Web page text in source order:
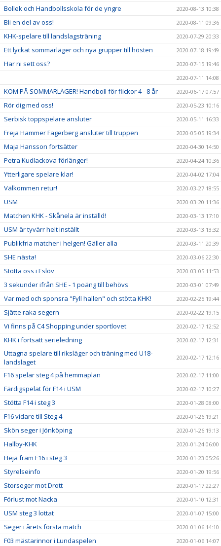
Bollek och Handbollsskola för de yngre 2020-08-13 10:38
Bli en del av oss! 2020-08-11 09:36
KHK-spelare till landslagsträning 2020-07-29 20:33
Ett lyckat sommarläger och nya grupper till hösten 2020-07-18 19:49
Har ni sett oss?
2020-07-15 19:46
2020-07-11 14:08
KOM PÅ SOMMARLÄGER! Handboll för flickor 4 - 8 år 2020-06-17 07:57
Rör dig med oss! 2020-05-23 10:16
Serbisk toppspelare ansluter 2020-05-11 16:33
Freja Hammer Fagerberg ansluter till truppen 2020-05-05 19:34
Maja Hansson fortsätter 2020-04-30 14:50
Petra Kudlackova förlänger! 2020-04-24 10:36
Ytterligare spelare klar! 2020-04-02 17:04
Välkommen retur! 2020-03-27 18:55
USM 2020-03-20 11:36
Matchen KHK - Skånela är inställd! 2020-03-13 17:10
USM är tyvärr helt inställt 2020-03-13 13:32
Publikfria matcher i helgen! Gäller alla 2020-03-11 20:39
SHE nästa! 2020-03-06 22:30
Stötta oss i Eslöv 2020-03-05 11:53
3 sekunder ifrån SHE - 1 poäng till behövs 2020-03-01 07:49
Var med och sponsra "Fyll hallen" och stötta KHK! 2020-02-25 19:44
Sjätte raka segern 2020-02-22 19:15
Vi finns på C4 Shopping under sportlovet 2020-02-17 12:52
KHK i fortsatt serieledning 2020-02-17 12:31
Uttagna spelare till riksläger och träning med U18-
landslaget
2020-02-17 12:16
F16 spelar steg 4 på hemmaplan 2020-02-17 11:00
Färdigspelat för F14 i USM 2020-02-17 10:27
Stötta F14 i steg 3 2020-01-28 08:00
F16 vidare till Steg 4 2020-01-26 19:21
Skön seger i Jönköping 2020-01-26 19:13
Hallby-KHK 2020-01-24 06:00
Heja fram F16 i steg 3 2020-01-23 05:26
Styrelseinfo 2020-01-20 19:56
Storseger mot Drott 2020-01-17 22:27
Förlust mot Nacka 2020-01-10 12:31
USM steg 3 lottat 2020-01-07 15:00
Seger i årets första match 2020-01-06 14:10
F03 mästarinnor i Lundaspelen 2020-01-06 14:07